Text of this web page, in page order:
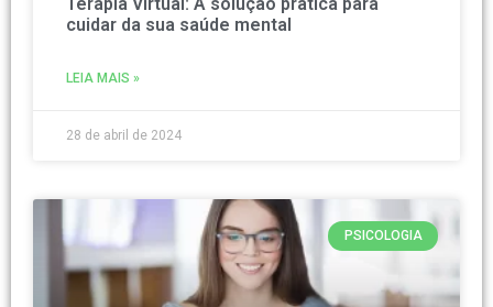
cuidar da sua saúde mental
LEIA MAIS »
28 de abril de 2024
PSICOLOGIA